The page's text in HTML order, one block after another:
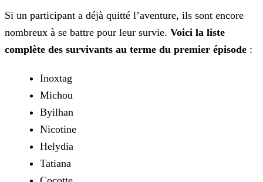
Si un participant a déjà quitté l’aventure, ils sont encore
nombreux à se battre pour leur survie. Voici la liste
complète des survivants au terme du premier épisode :
Inoxtag
Michou
Byilhan
Nicotine
Helydia
Tatiana